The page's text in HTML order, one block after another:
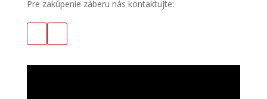
Pre zakúpenie záberu nás kontaktujte: